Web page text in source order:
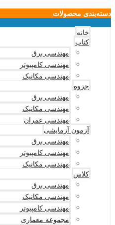
دسته‌بندی محصولات
خانه
کتاب
مهندسی برق
مهندسی کامپیوتر
مهندسی مکانیک
جزوه
مهندسی برق
مهندسی مکانیک
مهندسی عمران
آزمون آزمایشی
مهندسی برق
مهندسی کامپیوتر
مهندسی مکانیک
کلاس
مهندسی برق
مهندسی مکانیک
مهندسی کامپیوتر
مجموعه معماری